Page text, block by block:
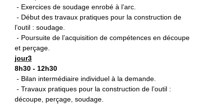
- Exercices de soudage enrobé à l’arc.
- Début des travaux pratiques pour la construction de
l’outil : soudage.
- Poursuite de l’acquisition de compétences en découpe
et perçage.
jour3
8h30 - 12h30
- Bilan intermédiaire individuel à la demande.
- Travaux pratiques pour la construction de l’outil :
découpe, perçage, soudage.